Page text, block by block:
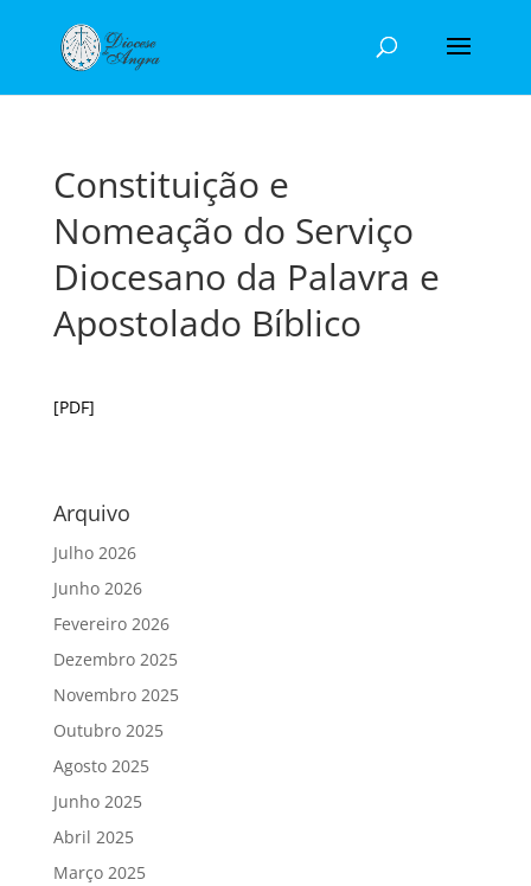
Constituição e
Nomeação do Serviço
Diocesano da Palavra e
Apostolado Bíblico
[PDF]
Arquivo
Julho 2026
Junho 2026
Fevereiro 2026
Dezembro 2025
Novembro 2025
Outubro 2025
Agosto 2025
Junho 2025
Abril 2025
Março 2025